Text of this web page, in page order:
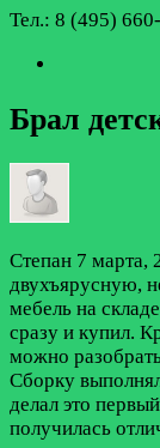
Тел.: 8 (495)
Брал
Степан 7 марта,
двухъярусную,
мебель на
сразу и купил.
можно
Сборку
делал это
получилась